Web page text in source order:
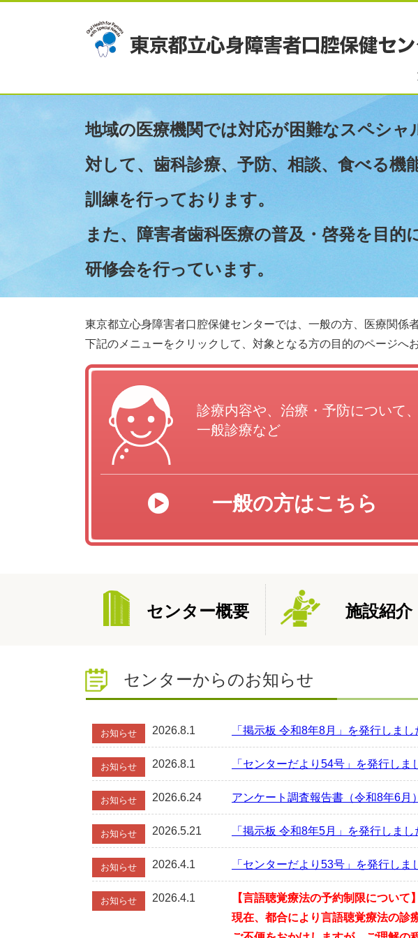
地域の医療機関では対応が困難なスペシャ
対して、歯科診療、予防、相談、食べる機
訓練を行っております。
また、障害者歯科医療の普及・啓発を目的
研修会を行っています。
東京都立心身障害者口腔保健センターでは、一般の方、医療関係
下記のメニューをクリックして、対象となる方の目的のページへ
診療内容や、治療・予防について、
一般診療など
一般の方はこちら
センター概要 施設紹介
センターからのお知らせ
お知らせ 2026.8.1 「掲示板 令和8年8月」を発行しまし
お知らせ 2026.8.1 「センターだより54号」を発行しま
お知らせ 2026.6.24 アンケート調査報告書（令和8年6月
お知らせ 2026.5.21 「掲示板 令和8年5月」を発行しまし
お知らせ 2026.4.1 「センターだより53号」を発行しま
お知らせ 2026.4.1
【言語聴覚療法の予約制限について】
現在、都合により言語聴覚療法の診